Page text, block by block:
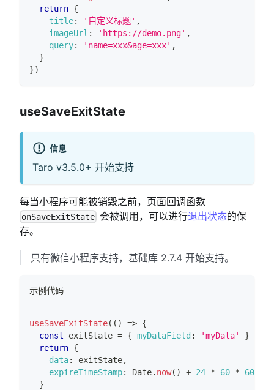
return {
title: '自定义标题' ,
imageUrl : 'https://demo.png' ,
query: 'name=xxx&age=xxx' ,
}
})
useSaveExitState
信息
Taro v3.5.0+ 开始支持
每当小程序可能被销毁之前，页面回调函数
onSaveExitState 会被调用，可以进行退出状态的保
存。
只有微信小程序支持，基础库 2.7.4 开始支持。
示例代码
useSaveExitState( ( ) => {
const exitState = { myDataField : 'myData' }
return {
data: exitState,
expireTimeStamp: Date. now( ) + 24 * 60 * 60
}